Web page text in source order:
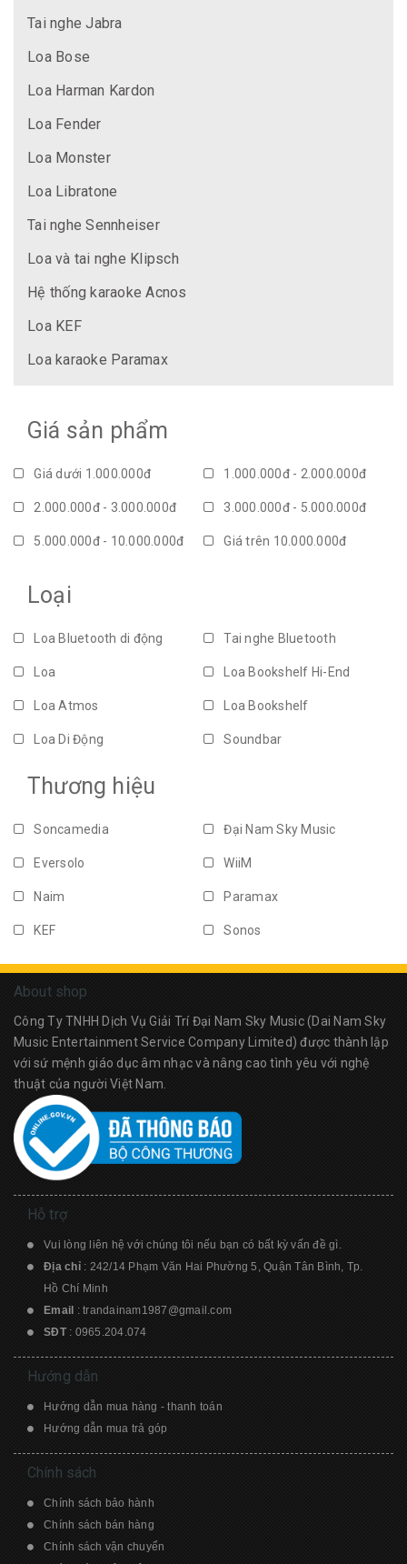
Tai nghe Jabra
Loa Bose
Loa Harman Kardon
Loa Fender
Loa Monster
Loa Libratone
Tai nghe Sennheiser
Loa và tai nghe Klipsch
Hệ thống karaoke Acnos
Loa KEF
Loa karaoke Paramax
Giá sản phẩm
Giá dưới 1.000.000đ 1.000.000đ - 2.000.000đ
2.000.000đ - 3.000.000đ 3.000.000đ - 5.000.000đ
5.000.000đ - 10.000.000đ Giá trên 10.000.000đ
Loại
Loa Bluetooth di động Tai nghe Bluetooth
Loa Loa Bookshelf Hi-End
Loa Atmos Loa Bookshelf
Loa Di Động Soundbar
Loa âm trần
Thương hiệu
Soncamedia Đại Nam Sky Music
Eversolo WiiM
Naim Paramax
KEF Sonos
PASION JBL
Dali
Acnos Klipsch
Fender Devialet
Vifa
Sennheiser Libratone
Dynaudio Sony
Monster Razer
Atlas Harman Kardon
Bose
About shop
Công Ty TNHH Dịch Vụ Giải Trí Đại Nam Sky Music (Dai Nam Sky
Music Entertainment Service Company Limited) được thành lập
với sứ mệnh giáo dục âm nhạc và nâng cao tình yêu với nghệ
thuật của người Việt Nam.
Hỗ trợ
Vui lòng liên hệ với chúng tôi nếu bạn có bất kỳ vấn đề gì.
Địa chỉ : 242/14 Phạm Văn Hai Phường 5, Quận Tân Bình, Tp.
Hồ Chí Minh
Email : trandainam1987@gmail.com
SĐT : 0965.204.074
Hướng dẫn
Hướng dẫn mua hàng - thanh toán
Hướng dẫn mua trả góp
Chính sách
Chính sách bảo hành
Chính sách bán hàng
Chính sách vận chuyển